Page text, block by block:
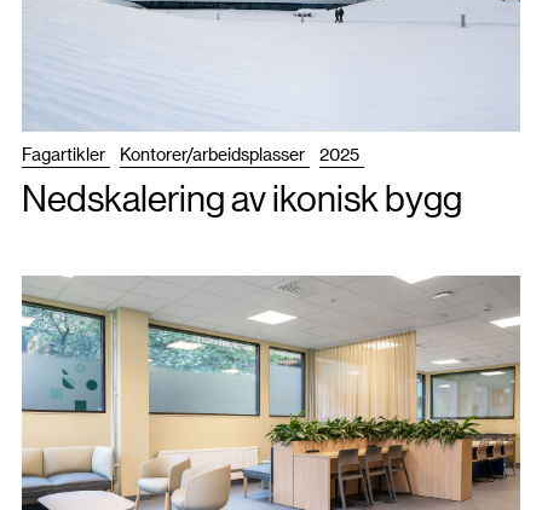
Fagartikler Kontorer/arbeidsplasser 2025
Nedskalering av ikonisk bygg